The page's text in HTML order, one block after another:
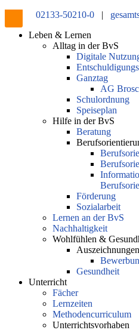
02133-50210-0 |
Leben & Lernen
Alltag in der BvS
Digitale
Ganztag
AG
Schulordnung
Speiseplan
Hilfe in der BvS
Beratung
Förderung
Sozialarbeit
Lernen an der BvS
Nachhaltigkeit
Wohlfühlen &
Gesundheit
Unterricht
Fächer
Lernzeiten
Methodencurriculum
Unterrichtsvorhaben